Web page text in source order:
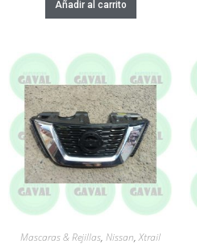
Añadir al carrito
Mascaras & Rejillas, Nissan,Xtrail